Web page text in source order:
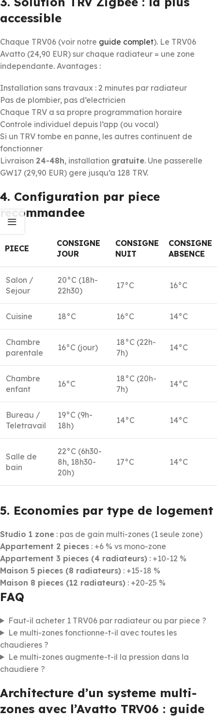
accessible
Chaque TRV06 (voir notre guide complet). Le TRV06
Avatto (24,90 EUR) sur chaque radiateur = une zone
independante. Avantages :
Installation sans travaux : 2 minutes par radiateur
Pas de plombier, pas d’electricien
Chaque TRV a sa propre programmation horaire
Controle individuel depuis l’app (ou vocal)
Si un TRV tombe en panne, les autres continuent de
fonctionner
Livraison 24-48h, installation gratuite. Une passerelle
GW17 (29,90 EUR) gere jusqu’a 128 TRV.
4. Configuration par piece
recommandee
PIECE
CONSIGNE
JOUR
CONSIGNE
NUIT
CONSIGNE
ABSENCE
Salon /
Sejour
20°C (18h-
22h30)
17°C 16°C
Cuisine 18°C 16°C 14°C
Chambre
parentale
16°C (jour)
18°C (22h-
7h)
14°C
Chambre
enfant
16°C
18°C (20h-
7h)
14°C
Bureau /
Teletravail
19°C (9h-
18h)
14°C 14°C
Salle de
bain
22°C (6h30-
8h, 18h30-
20h)
17°C 14°C
5. Economies par type de logement
Studio 1 zone : pas de gain multi-zones (1 seule zone)
Appartement 2 pieces : +6 % vs mono-zone
Appartement 3 pieces (4 radiateurs) : +10-12 %
Maison 5 pieces (8 radiateurs) : +15-18 %
Maison 8 pieces (12 radiateurs) : +20-25 %
FAQ
Faut-il acheter 1 TRV06 par radiateur ou par piece ?
Le multi-zones fonctionne-t-il avec toutes les
chaudieres ?
Le multi-zones augmente-t-il la pression dans la
chaudiere ?
Architecture d’un systeme multi-
zones avec l’Avatto TRV06 : guide